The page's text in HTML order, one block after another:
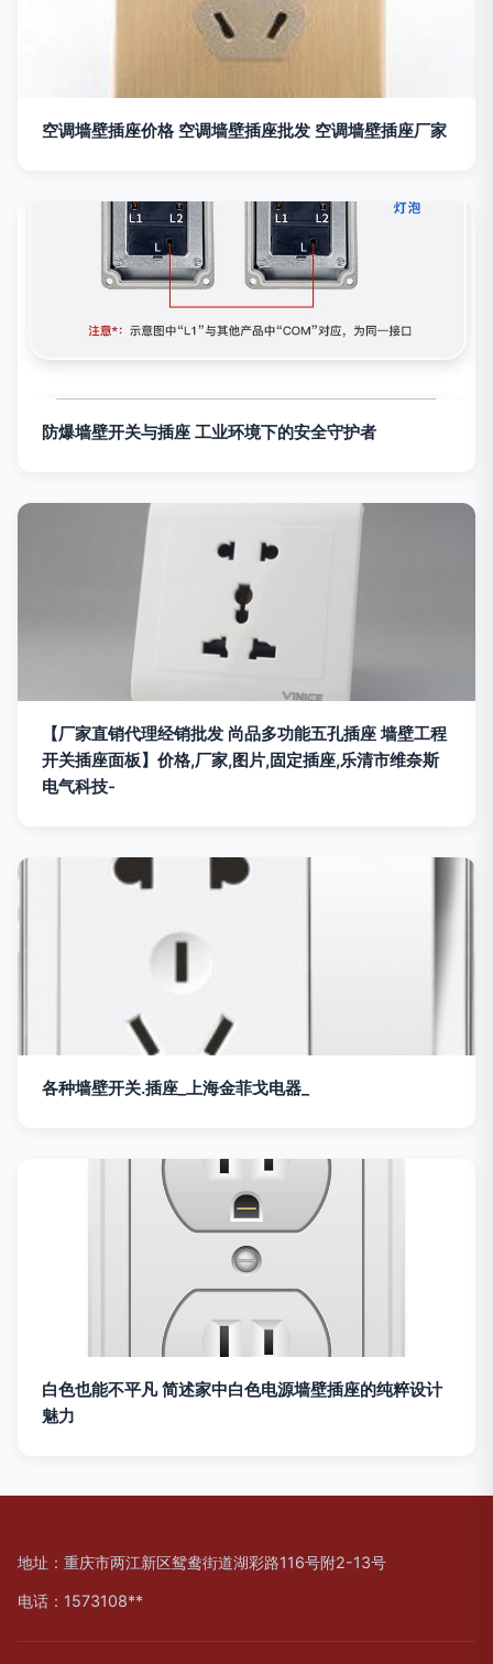
空调墙壁插座价格 空调墙壁插座批发 空调墙壁插座厂家
防爆墙壁开关与插座 工业环境下的安全守护者
【厂家直销代理经销批发 尚品多功能五孔插座 墙壁工程
开关插座面板】价格,厂家,图片,固定插座,乐清市维奈斯
电气科技-
各种墙壁开关.插座_上海金菲戈电器_
白色也能不平凡 简述家中白色电源墙壁插座的纯粹设计
魅力
地址：重庆市两江新区鸳鸯街道湖彩路116号附2-13号
电话：1573108**